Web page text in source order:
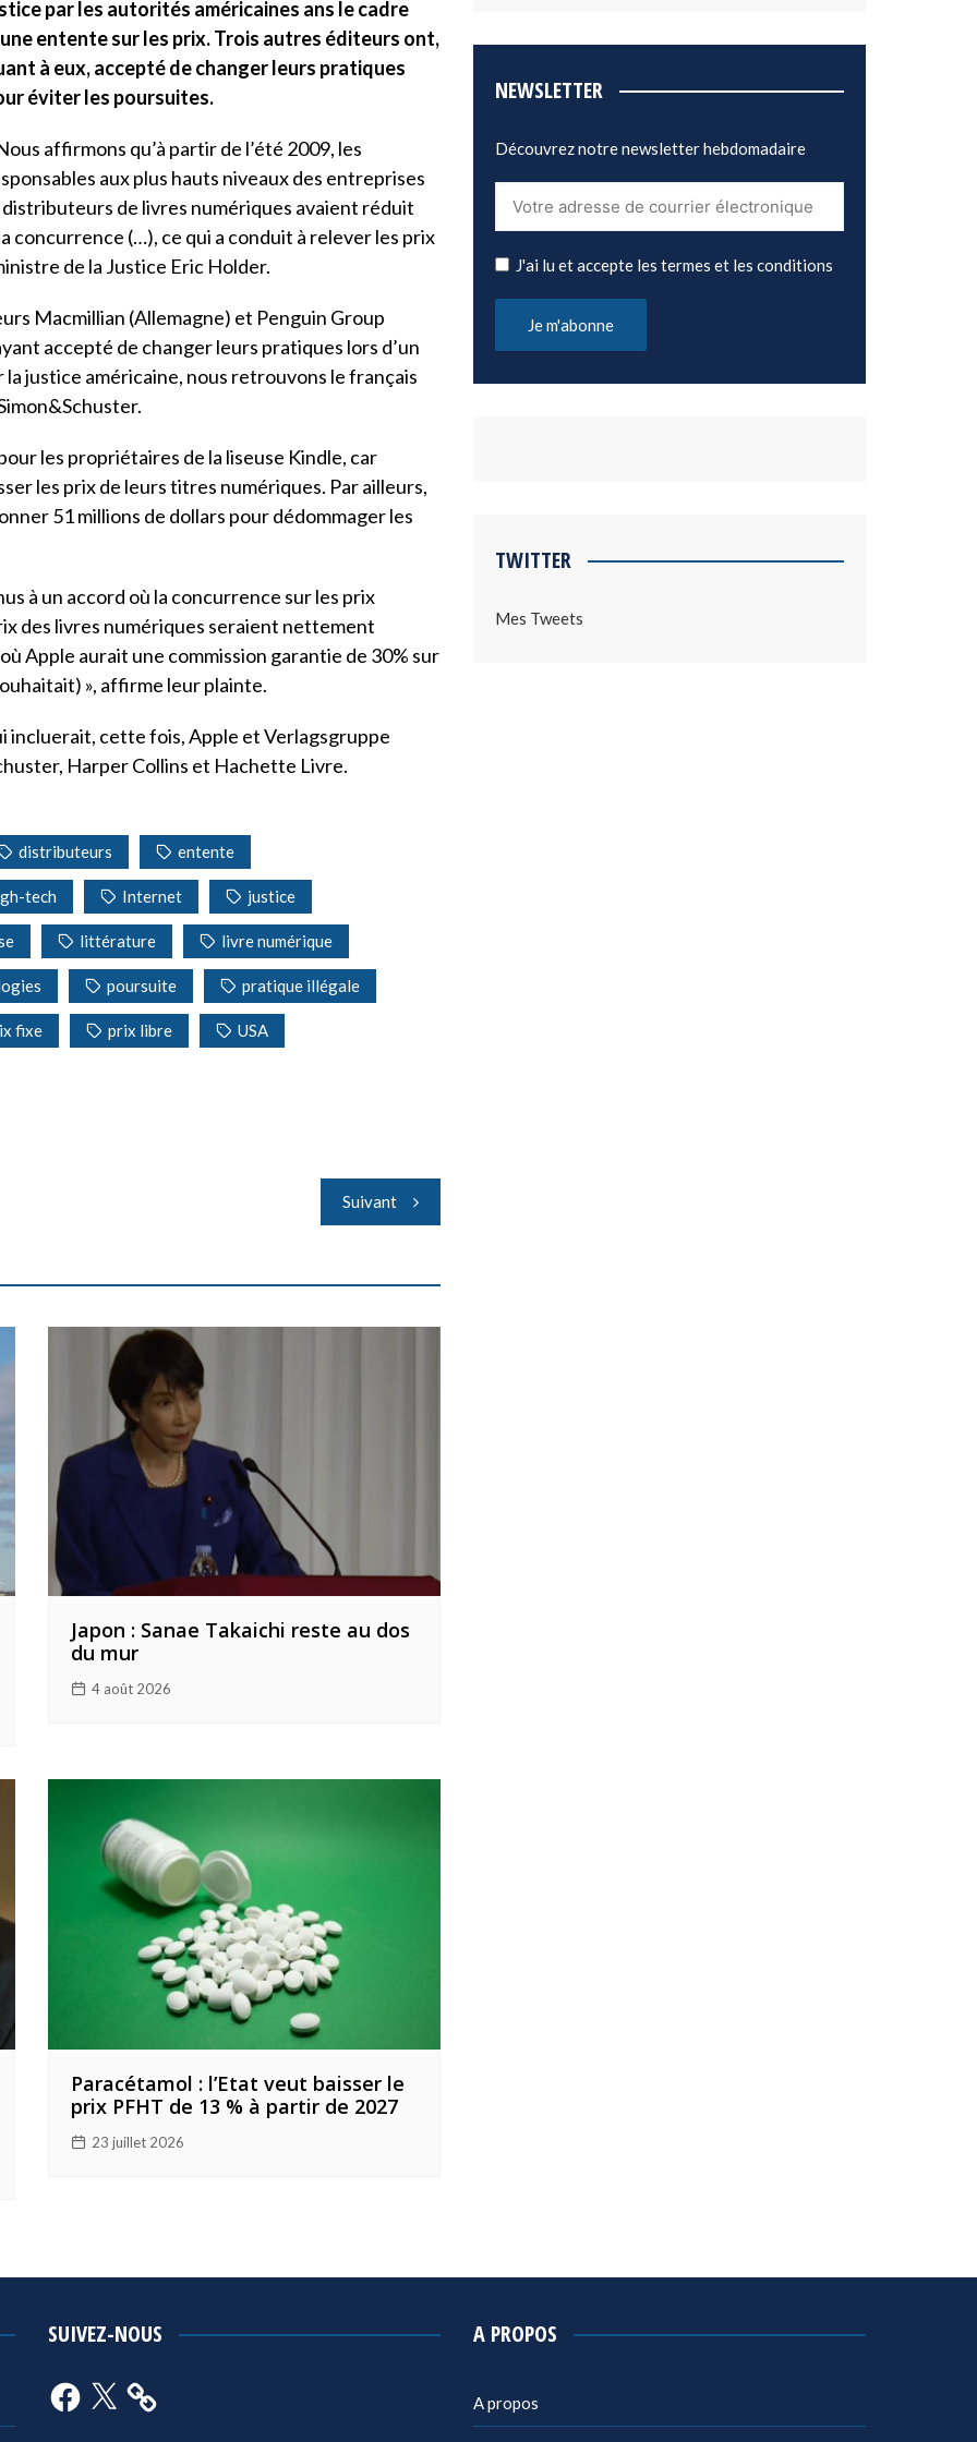
par les autorités américaines ans le cadre
entente sur les prix. Trois autres éditeurs ont,
à eux, accepté de changer leurs pratiques
éviter les poursuites.
affirmons qu’à partir de l’été 2009, les
aux plus hauts niveaux des entreprises
de livres numériques avaient réduit
concurrence (…), ce qui a conduit à relever les prix
de la Justice Eric Holder.
Macmillian (Allemagne) et Penguin Group
accepté de changer leurs pratiques lors d’un
justice américaine, nous retrouvons le français
les propriétaires de la liseuse Kindle, car
les prix de leurs titres numériques. Par ailleurs,
51 millions de dollars pour dédommager les
à un accord où la concurrence sur les prix
des livres numériques seraient nettement
Apple aurait une commission garantie de 30% sur
», affirme leur plainte.
incluerait, cette fois, Apple et Verlagsgruppe
Harper Collins et Hachette Livre.
distributeurs entente
tech Internet justice
littérature livre numérique
poursuite pratique illégale
fixe prix libre USA
Suivant
Japon : Sanae Takaichi reste au dos
du mur
4 août 2026
Paracétamol : l’Etat veut baisser le
prix PFHT de 13 % à partir de 2027
23 juillet 2026
NEWSLETTER
Découvrez notre newsletter hebdomadaire
J'ai lu et accepte les termes et les conditions
TWITTER
Mes Tweets
SUIVEZ-NOUS
Facebook
X
A PROPOS
A propos